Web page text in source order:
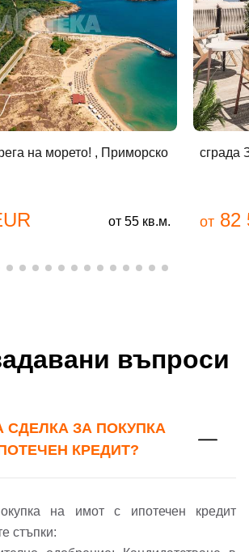
Регистрация
на морето! , Приморско
от 55 кв.м.
сграда
от 82
въпроси
СДЕЛКА ЗА ПОКУПКА
КРЕДИТ?
на имот с ипотечен кредит
стъпки: